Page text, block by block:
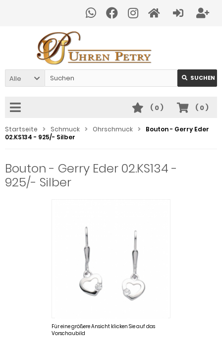
Alle SUCHEN
( 0)
( 0)
Startseite Schmuck Ohrschmuck
Bouton - Gerry Eder
02.KS134 - 925/- Silber
Bouton - Gerry Eder 02.KS134 -
925/- Silber
Für eine größere Ansicht klicken Sie auf das
Vorschaubild